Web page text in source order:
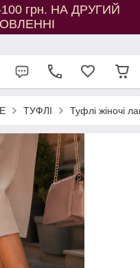
грн. НА ДРУГИЙ
ТУФЛІ Туфлі жіночі